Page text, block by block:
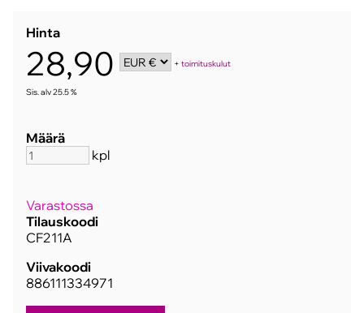
Hinta
28,90 +toimituskulut
Sis. alv 25.5 %
Määrä
kpl
Varastossa
Tilauskoodi
CF211A
Viivakoodi
886111334971